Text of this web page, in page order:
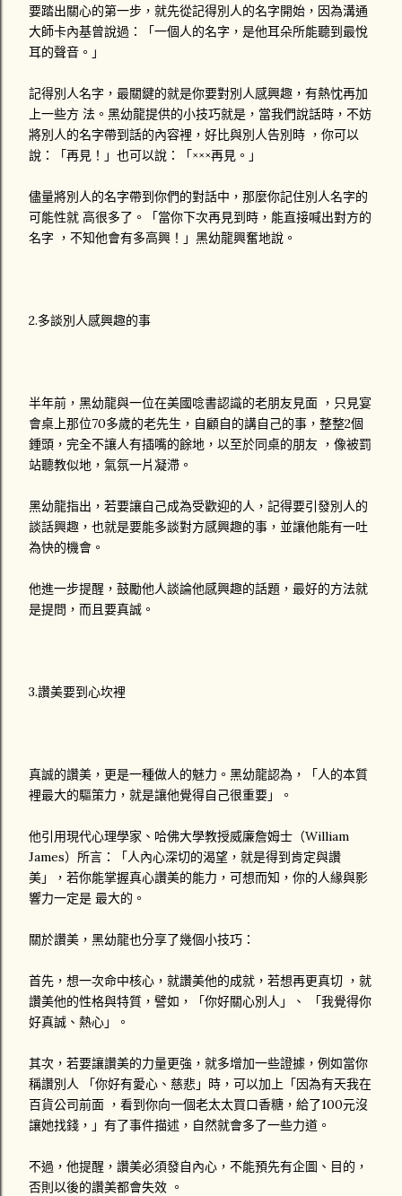
要踏出關心的第一步，就先從記得別人的名字開始，因為溝通
大師卡內基曾說過：「一個人的名字，是他耳朵所能聽到最悅
耳的聲音。」
記得別人名字，最關鍵的就是你要對別人感興趣，有熱忱再加
上一些方 法。黑幼龍提供的小技巧就是，當我們說話時，不妨
將別人的名字帶到話的內容裡，好比與別人告別時 ，你可以
說：「再見！」也可以說：「×××再見。」
儘量將別人的名字帶到你們的對話中，那麼你記住別人名字的
可能性就 高很多了。「當你下次再見到時，能直接喊出對方的
名字 ，不知他會有多高興！」黑幼龍興奮地說。
2.多談別人感興趣的事
半年前，黑幼龍與一位在美國唸書認識的老朋友見面 ，只見宴
會桌上那位70多歲的老先生，自顧自的講自己的事，整整2個
鍾頭，完全不讓人有插嘴的餘地，以至於同桌的朋友 ，像被罰
站聽教似地，氣氛一片凝滯。
黑幼龍指出，若要讓自己成為受歡迎的人，記得要引發別人的
談話興趣，也就是要能多談對方感興趣的事，並讓他能有一吐
為快的機會。
他進一步提醒，鼓勵他人談論他感興趣的話題，最好的方法就
是提問，而且要真誠。
3.讚美要到心坎裡
真誠的讚美，更是一種做人的魅力。黑幼龍認為，「人的本質
裡最大的驅策力，就是讓他覺得自己很重要」。
他引用現代心理學家、哈佛大學教授威廉詹姆士（William
James）所言：「人內心深切的渴望，就是得到肯定與讚
美」，若你能掌握真心讚美的能力，可想而知，你的人緣與影
響力一定是 最大的。
關於讚美，黑幼龍也分享了幾個小技巧：
首先，想一次命中核心，就讚美他的成就，若想再更真切 ，就
讚美他的性格與特質，譬如，「你好關心別人」、 「我覺得你
好真誠、熱心」。
其次，若要讓讚美的力量更強，就多增加一些證據，例如當你
稱讚別人 「你好有愛心、慈悲」時，可以加上「因為有天我在
百貨公司前面 ，看到你向一個老太太買口香糖，給了100元沒
讓她找錢，」有了事件描述，自然就會多了一些力道。
不過，他提醒，讚美必須發自內心，不能預先有企圖、目的，
否則以後的讚美都會失效 。